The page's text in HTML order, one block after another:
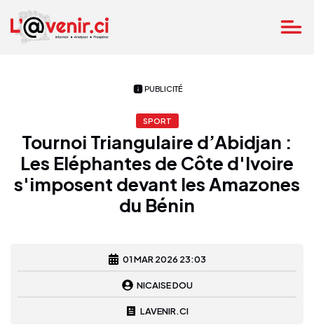
PUBLICITÉ
SPORT
Tournoi Triangulaire d’Abidjan :
Les Eléphantes de Côte d'Ivoire
s'imposent devant les Amazones
du Bénin
01 MAR 2026 23:03
NICAISE DOU
LAVENIR.CI